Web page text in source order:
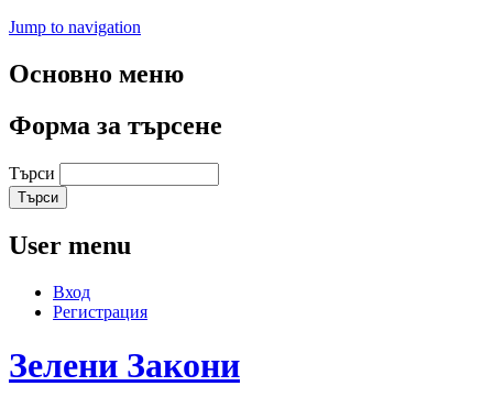
Jump to navigation
Основно меню
Форма за търсене
Търси
User menu
Вход
Регистрация
Зелени Закони